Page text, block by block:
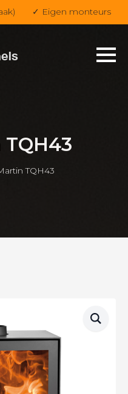
✓ Eigen monteurs
TQH43